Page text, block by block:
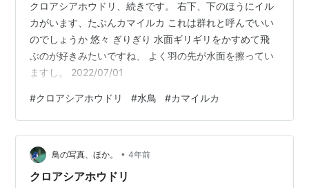
クロアシアホウドリ、続きです。 右下、下のほうにイル
カがいます、たぶんカマイルカ これは群れと呼んでいい
のでしょうか 悠々 ぎりぎり 水面ギリギリをかすめて飛
ぶのが好きみたいですね、 よく羽の先が水面を擦ってい
ますし。 2022/07/01
#クロアシアホウドリ #水鳥 #カマイルカ
鳥の写真、ほか。 • 4年前
クロアシアホウドリ